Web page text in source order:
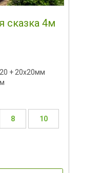
сказка 4м
+ 20х20мм
8 10